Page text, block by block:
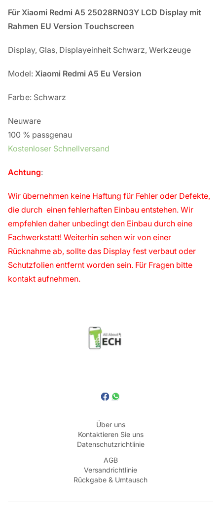
Für Xiaomi Redmi A5 25028RN03Y LCD Display mit
Rahmen EU Version Touchscreen
Display, Glas, Displayeinheit Schwarz, Werkzeuge
Model: Xiaomi Redmi A5 Eu Version
Farbe: Schwarz
Neuware
100 % passgenau
Kostenloser Schnellversand
Achtung:
Wir übernehmen keine Haftung für Fehler oder Defekte,
die durch einen fehlerhaften Einbau entstehen. Wir
empfehlen daher unbedingt den Einbau durch eine
Fachwerkstatt! Weiterhin sehen wir von einer
Rücknahme ab, sollte das Display fest verbaut oder
Schutzfolien entfernt worden sein. Für Fragen bitte
kontakt aufnehmen.
Über uns
Kontaktieren Sie uns
Datenschutzrichtlinie
AGB
Versandrichtlinie
Rückgabe & Umtausch